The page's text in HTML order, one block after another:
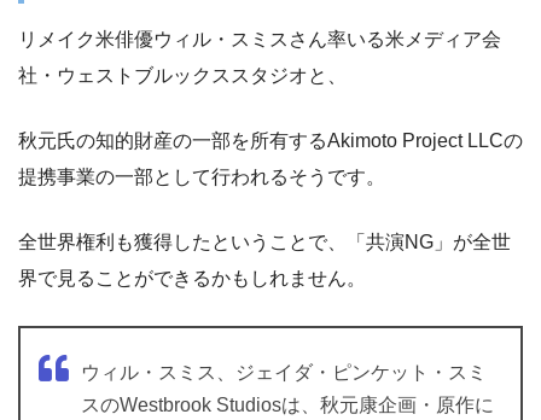
リメイク米俳優ウィル・スミスさん率いる米メディア会
社・ウェストブルックススタジオと、
秋元氏の知的財産の一部を所有するAkimoto Project LLCの
提携事業の一部として行われるそうです。
全世界権利も獲得したということで、「共演NG」が全世
界で見ることができるかもしれません。
ウィル・スミス、ジェイダ・ピンケット・スミ
スのWestbrook Studiosは、秋元康企画・原作に